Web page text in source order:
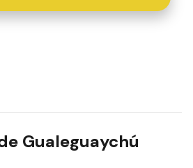
Gualeguaychú